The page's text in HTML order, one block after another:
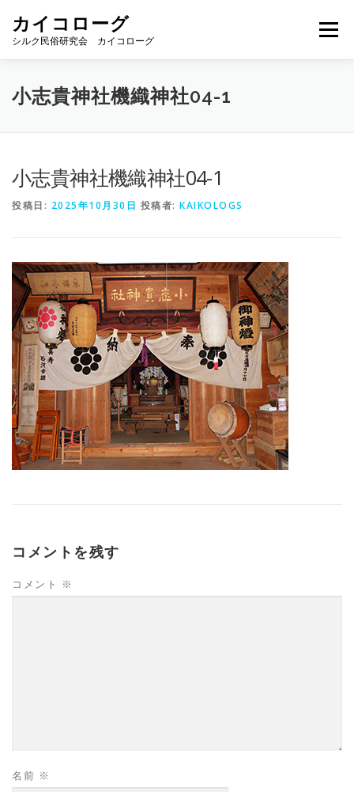
カイコローグ
シルク民俗研究会 カイコローグ
メニュー
カイコローグの歩み 資料館図書
小志貴神社機織神社04-1
小志貴神社機織神社04-1
投稿日: 2025年10月30日 投稿者: KAIKOLOGS
コメントを残す
コメント ※
名前 ※